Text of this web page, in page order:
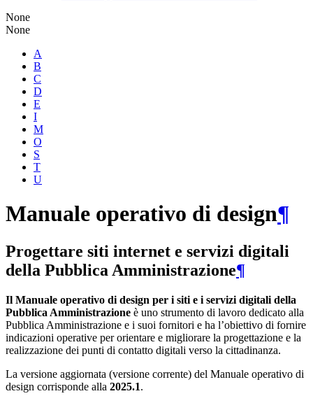
None
None
A
B
C
D
E
I
M
O
S
T
U
Manuale operativo di design¶
Progettare siti internet e servizi digitali
della Pubblica Amministrazione¶
Il Manuale operativo di design per i siti e i servizi digitali della
Pubblica Amministrazione è uno strumento di lavoro dedicato alla
Pubblica Amministrazione e i suoi fornitori e ha l’obiettivo di fornire
indicazioni operative per orientare e migliorare la progettazione e la
realizzazione dei punti di contatto digitali verso la cittadinanza.
La versione aggiornata (versione corrente) del Manuale operativo di
design corrisponde alla 2025.1.